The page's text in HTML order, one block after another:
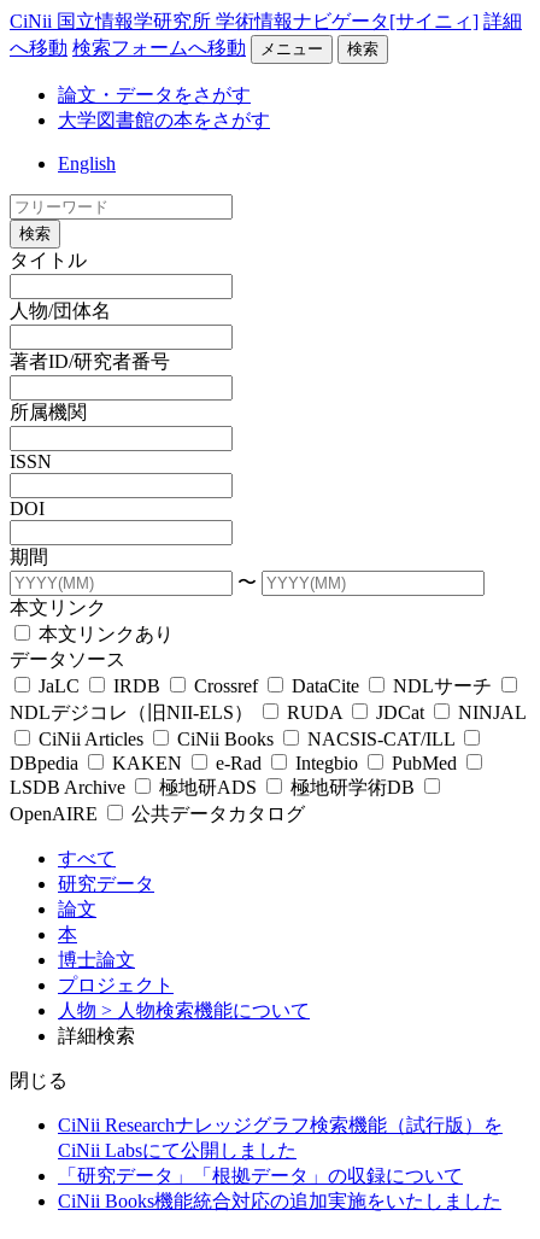
CiNii 国立情報学研究所 学術情報ナビゲータ[サイニィ] 詳細
へ移動 検索フォームへ移動 メニュー 検索
論文・データをさがす
大学図書館の本をさがす
English
検索
タイトル
人物/団体名
著者ID/研究者番号
所属機関
ISSN
DOI
期間
〜
本文リンク
本文リンクあり
データソース
JaLC
IRDB Crossref DataCite
NDLサーチ
NDLデジコレ（旧NII-ELS）
RUDA JDCat
NINJAL
CiNii Articles
CiNii Books
NACSIS-CAT/ILL
DBpedia
KAKEN e-Rad Integbio
PubMed
LSDB Archive
極地研ADS
極地研学術DB
OpenAIRE
公共データカタログ
すべて
研究データ
論文
本
博士論文
プロジェクト
人物 > 人物検索機能について
詳細検索
閉じる
CiNii Researchナレッジグラフ検索機能（試行版）を
CiNii Labsにて公開しました
「研究データ」「根拠データ」の収録について
CiNii Books機能統合対応の追加実施をいたしました